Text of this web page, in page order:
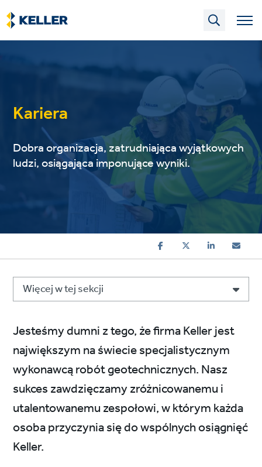
Skip
to
main
content
Kariera
Dobra organizacja, zatrudniająca wyjątkowych
ludzi, osiągająca imponujące wyniki.
Więcej w tej sekcji
Jesteśmy dumni z tego, że firma Keller jest
największym na świecie specjalistycznym
wykonawcą robót geotechnicznych. Nasz
sukces zawdzięczamy zróżnicowanemu i
utalentowanemu zespołowi, w którym każda
osoba przyczynia się do wspólnych osiągnięć
Keller.